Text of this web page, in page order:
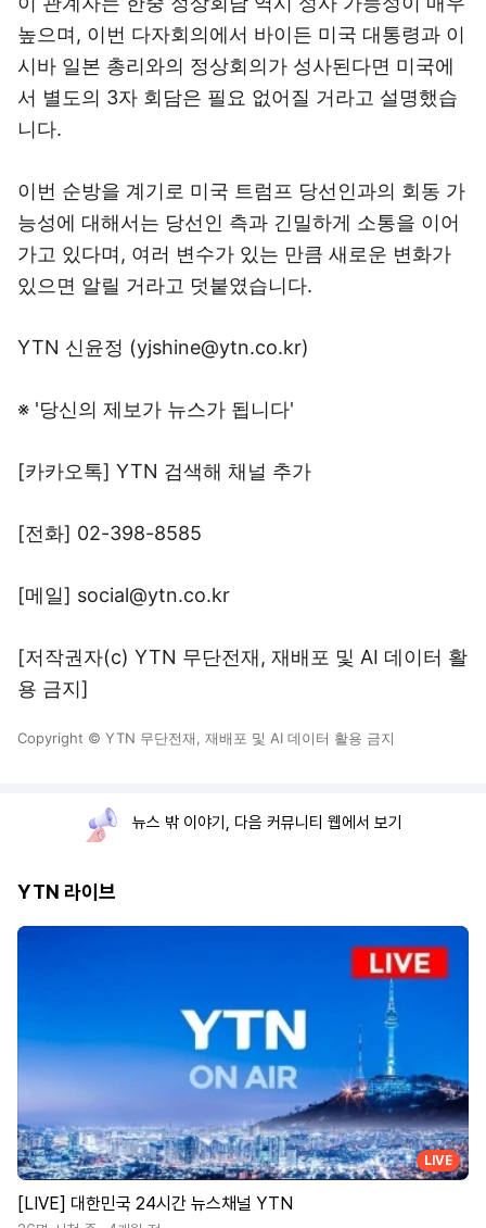
높으며, 이번 다자회의에서 바이든 미국 대통령과 이
시바 일본 총리와의 정상회의가 성사된다면 미국에
서 별도의 3자 회담은 필요 없어질 거라고 설명했습
니다.
이번 순방을 계기로 미국 트럼프 당선인과의 회동 가
능성에 대해서는 당선인 측과 긴밀하게 소통을 이어
가고 있다며, 여러 변수가 있는 만큼 새로운 변화가
있으면 알릴 거라고 덧붙였습니다.
YTN 신윤정 (yjshine@ytn.co.kr)
※ '당신의 제보가 뉴스가 됩니다'
[카카오톡] YTN 검색해 채널 추가
[전화] 02-398-8585
[메일] social@ytn.co.kr
[저작권자(c) YTN 무단전재, 재배포 및 AI 데이터 활
용 금지]
Copyright © YTN 무단전재, 재배포 및 AI 데이터 활용 금지
뉴스 밖 이야기, 다음 커뮤니티 웹에서 보기
YTN 라이브
LIVE
[LIVE] 대한민국 24시간 뉴스채널 YTN